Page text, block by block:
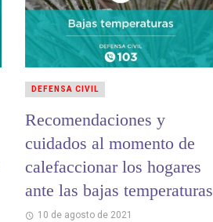
Recomendaciones y
cuidados al momento de
calefaccionar los hogares
ante las bajas temperaturas
10 de agosto de 2021
DEFENSA CIVIL